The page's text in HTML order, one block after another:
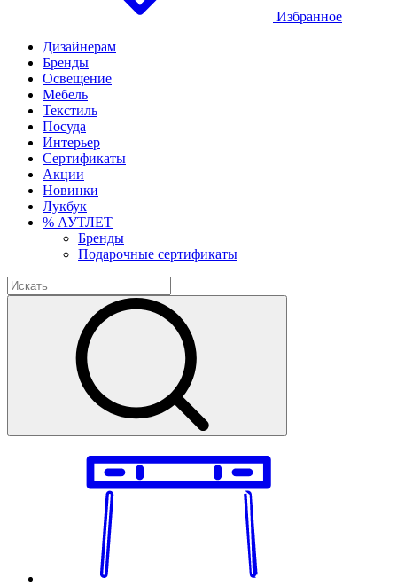
Избранное
Дизайнерам
Бренды
Освещение
Мебель
Текстиль
Посуда
Интерьер
Сертификаты
Акции
Новинки
Лукбук
% АУТЛЕТ
Бренды
Подарочные сертификаты